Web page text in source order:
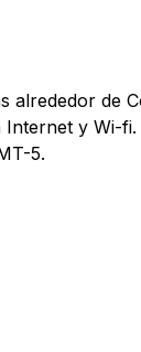
de
Internet y Wi-fi.
5.